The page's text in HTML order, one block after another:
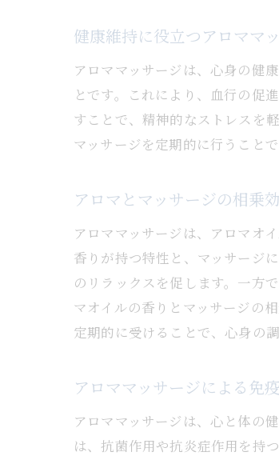
健康維持に役立つアロママ
アロママッサージは、心身の健
とです。これにより、血行の促
すことで、精神的なストレスを
マッサージを定期的に行うこと
アロマとマッサージの相乗
アロママッサージは、アロマオ
香りが持つ特性と、マッサージ
のリラックスを促します。一方
マオイルの香りとマッサージの
定期的に受けることで、心身の
アロママッサージによる免
アロママッサージは、心と体の
は、抗菌作用や抗炎症作用を持